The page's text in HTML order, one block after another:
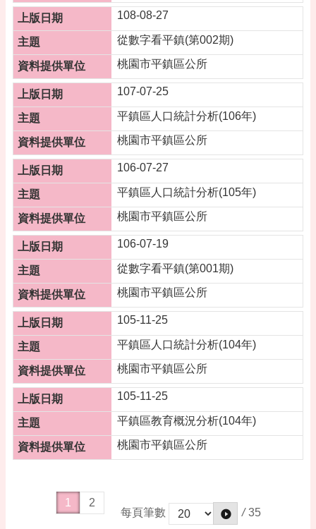
108-08-27
從數字看平鎮(第002期)
桃園市平鎮區公所
107-07-25
平鎮區人口統計分析(106年)
桃園市平鎮區公所
106-07-27
平鎮區人口統計分析(105年)
桃園市平鎮區公所
106-07-19
從數字看平鎮(第001期)
桃園市平鎮區公所
105-11-25
平鎮區人口統計分析(104年)
桃園市平鎮區公所
105-11-25
平鎮區教育概況分析(104年)
桃園市平鎮區公所
1
2
每頁筆數
/ 35